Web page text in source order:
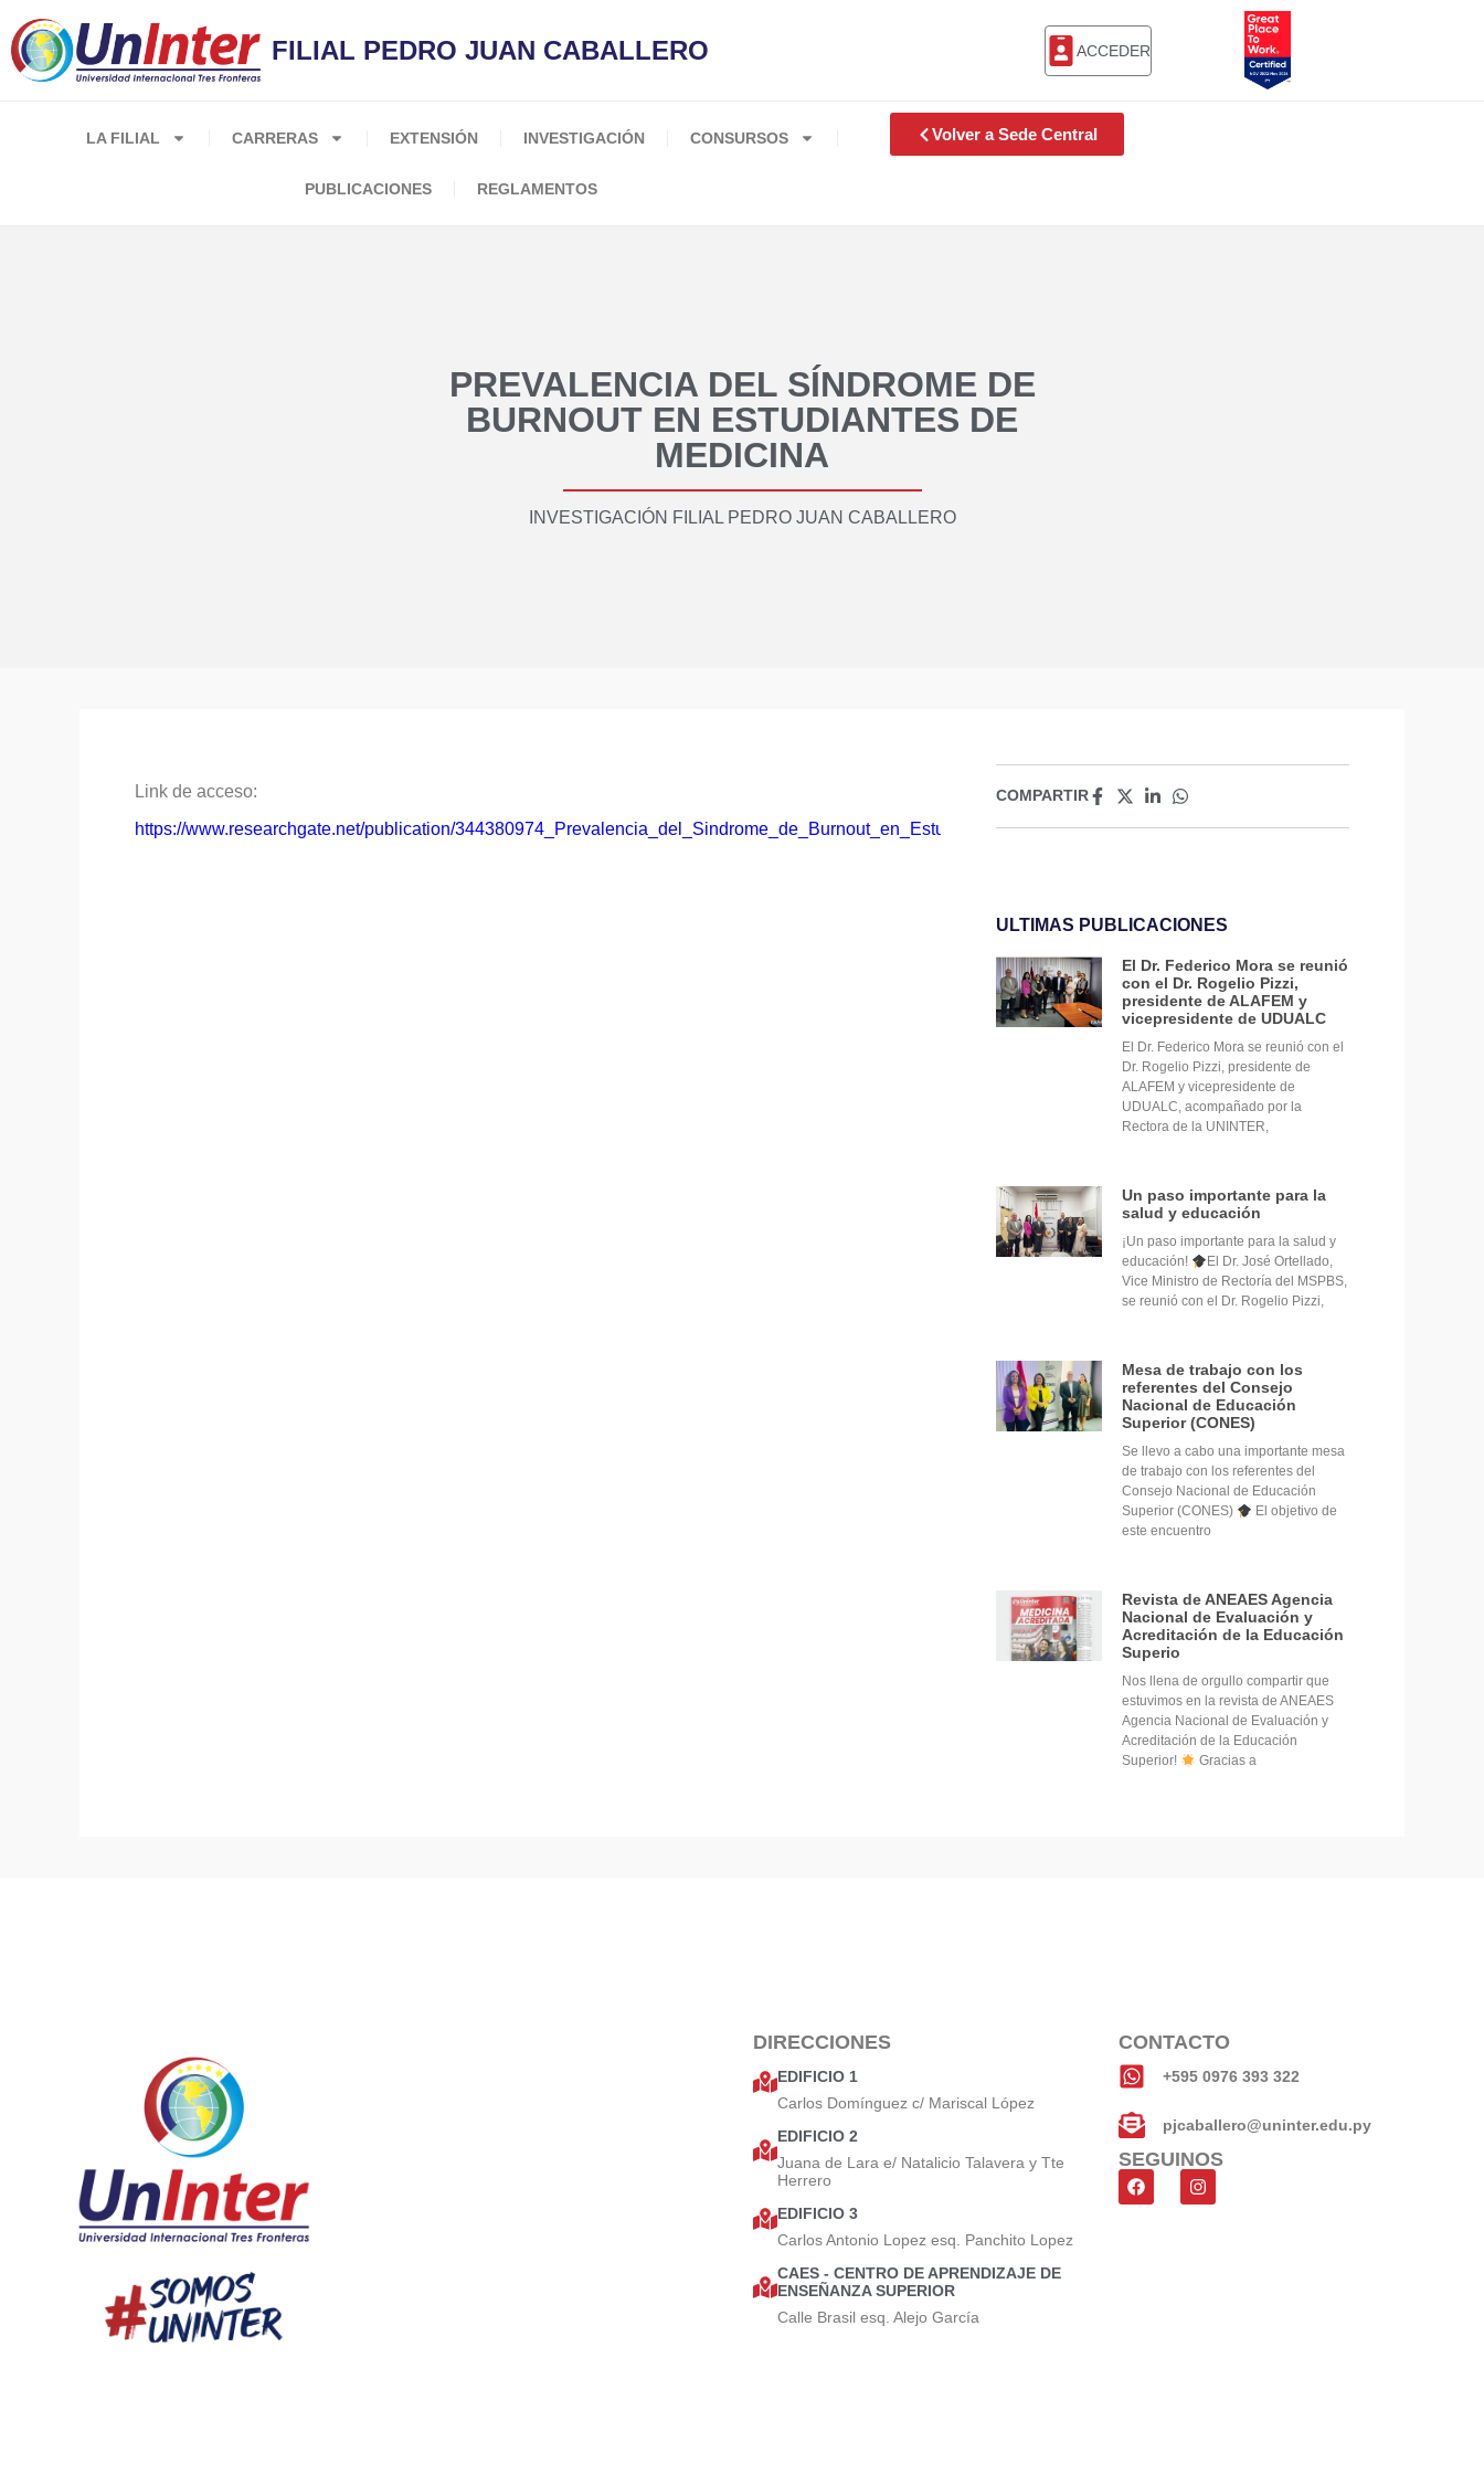
FILIAL PEDRO JUAN CABALLERO ACCEDER
LA FILIAL CARRERAS EXTENSIÓN INVESTIGACIÓN CONSURSOS
PUBLICACIONES REGLAMENTOS
Volver a Sede Central
PREVALENCIA DEL SÍNDROME DE
BURNOUT EN ESTUDIANTES DE
MEDICINA
INVESTIGACIÓN FILIAL PEDRO JUAN CABALLERO
Link de acceso:
https://www.researchgate.net/publication/344380974_Prevalencia_del_Sindrome_de_Burnout_en_Estudiantes_de_Medicina
COMPARTIR
ULTIMAS PUBLICACIONES
El Dr. Federico Mora se reunió
con el Dr. Rogelio Pizzi,
presidente de ALAFEM y
vicepresidente de UDUALC
El Dr. Federico Mora se reunió con el
Dr. Rogelio Pizzi, presidente de
ALAFEM y vicepresidente de
UDUALC, acompañado por la
Rectora de la UNINTER,
Un paso importante para la
salud y educación
¡Un paso importante para la salud y
educación!
El Dr. José Ortellado,
Vice Ministro de Rectoría del MSPBS,
se reunió con el Dr. Rogelio Pizzi,
Mesa de trabajo con los
referentes del Consejo
Nacional de Educación
Superior (CONES)
Se llevo a cabo una importante mesa
de trabajo con los referentes del
Consejo Nacional de Educación
Superior (CONES)
El objetivo de
este encuentro
Revista de ANEAES Agencia
Nacional de Evaluación y
Acreditación de la Educación
Superio
Nos llena de orgullo compartir que
estuvimos en la revista de ANEAES
Agencia Nacional de Evaluación y
Acreditación de la Educación
Superior!
Gracias a
DIRECCIONES
EDIFICIO 1
Carlos Domínguez c/ Mariscal López
EDIFICIO 2
Juana de Lara e/ Natalicio Talavera y Tte
Herrero
EDIFICIO 3
Carlos Antonio Lopez esq. Panchito Lopez
CAES - CENTRO DE APRENDIZAJE DE
ENSEÑANZA SUPERIOR
Calle Brasil esq. Alejo García
CONTACTO
+595 0976 393 322
pjcaballero@uninter.edu.py
SEGUINOS